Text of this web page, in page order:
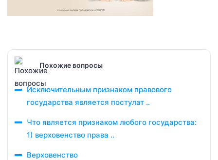
Похожие вопросы
Исключительным признаком правового
государства является постулат ..
Что является признаком любого государства:
1) верховенство права ..
Верховенство